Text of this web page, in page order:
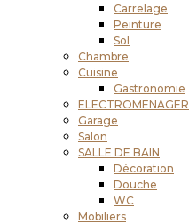
Carrelage
Peinture
Sol
Chambre
Cuisine
Gastronomie
ELECTROMENAGER
Garage
Salon
SALLE DE BAIN
Décoration
Douche
WC
Mobiliers